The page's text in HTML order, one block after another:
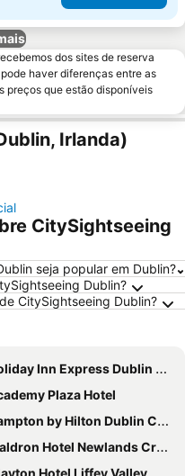
dos sites de reserva
haver diferenças entre as
preços que estão disponíveis
Irlanda)
CitySightseeing
seja popular em Dublin?
Dublin?
CitySightseeing Dublin?
Inn Express Dublin City Centre By Ihg
Plaza Hotel
by Hilton Dublin City Centre
Hotel Newlands Cross
Hotel Liffey Valley